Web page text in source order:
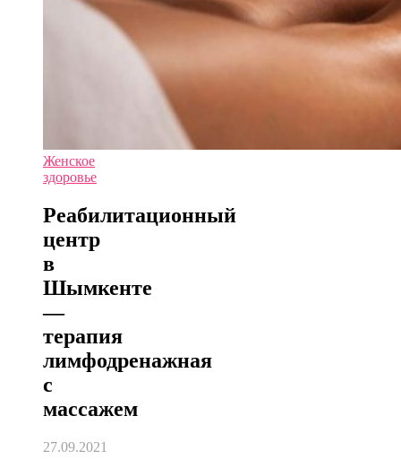
Женское
здоровье
Реабилитационный
центр
в
Шымкенте
—
терапия
лимфодренажная
с
массажем
27.09.2021